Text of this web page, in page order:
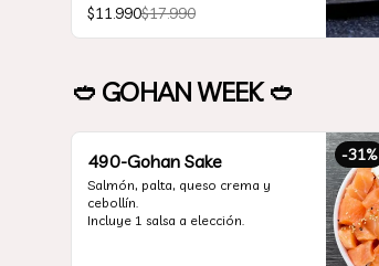
$11.990$17.990
🥙 GOHAN WEEK 🥙
-31%
490-Gohan Sake
Salmón, palta, queso crema y
cebollín.
Incluye 1 salsa a elección.